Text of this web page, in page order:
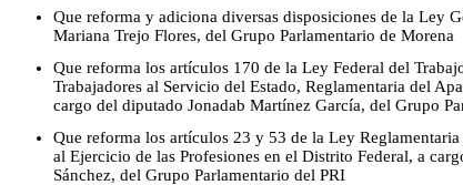
Que reforma y adiciona diversas disposiciones de la Ley
Mariana Trejo Flores, del Grupo Parlamentario de Morena
Que reforma los artículos 170 de la Ley Federal del
Trabajadores al Servicio del Estado, Reglamentaria del
cargo del diputado Jonadab Martínez García, del Grupo
Que reforma los artículos 23 y 53 de la Ley
al Ejercicio de las Profesiones en el Distrito Federal, a
Sánchez, del Grupo Parlamentario del PRI